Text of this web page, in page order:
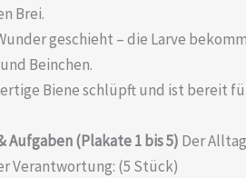
Brei.
geschieht – die Larve
Beinchen.
Biene schlüpft und ist bereit
Aufgaben (Plakate 1 bis 5) Der
Verantwortung: (5 Stück)